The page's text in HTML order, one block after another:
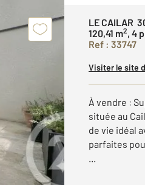
LE CAILAR
120,41 m2, 4
Ref : 33747
Visiter le site
À vendre :
située au
de vie idéal
parfaites
...